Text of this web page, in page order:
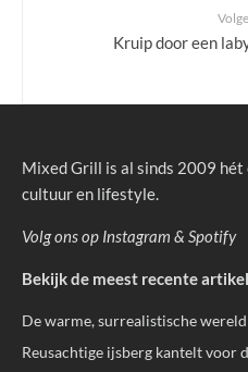
Kruip door een
Mixed Grill is al sinds 2009
cultuur en lifestyle.
Volg ons op Instagram & Spotify
Bekijk de meest recente
De warme, surrealistische
Reusachtige ijsberg kantelt voor